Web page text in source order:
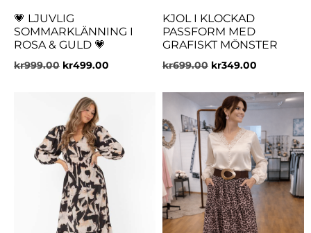
💗 LJUVLIG
SOMMARKLÄNNING I
ROSA & GULD 💗
kr999.00 kr499.00
KJOL I KLOCKAD
PASSFORM MED
GRAFISKT MÖNSTER
kr699.00 kr349.00